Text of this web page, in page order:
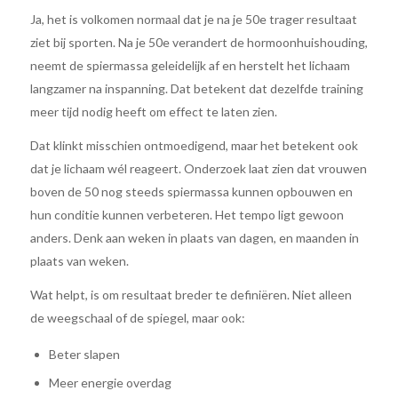
Ja, het is volkomen normaal dat je na je 50e trager resultaat
ziet bij sporten. Na je 50e verandert de hormoonhuishouding,
neemt de spiermassa geleidelijk af en herstelt het lichaam
langzamer na inspanning. Dat betekent dat dezelfde training
meer tijd nodig heeft om effect te laten zien.
Dat klinkt misschien ontmoedigend, maar het betekent ook
dat je lichaam wél reageert. Onderzoek laat zien dat vrouwen
boven de 50 nog steeds spiermassa kunnen opbouwen en
hun conditie kunnen verbeteren. Het tempo ligt gewoon
anders. Denk aan weken in plaats van dagen, en maanden in
plaats van weken.
Wat helpt, is om resultaat breder te definiëren. Niet alleen
de weegschaal of de spiegel, maar ook:
Beter slapen
Meer energie overdag